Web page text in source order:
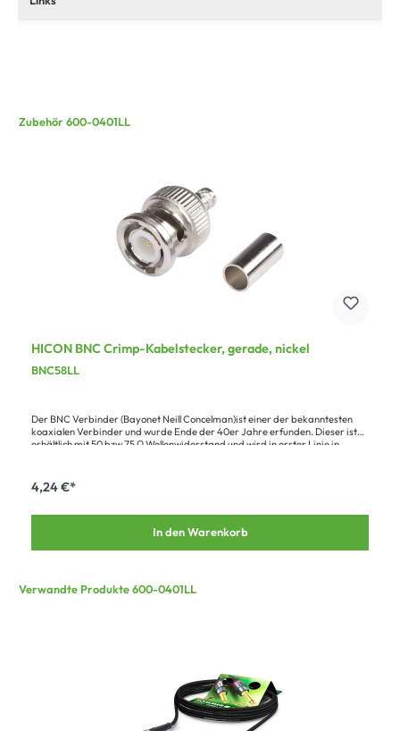
Zubehör 600-0401LL
HICON BNC Crimp-Kabelstecker, gerade, nickel
BNC58LL
Der BNC Verbinder (Bayonet Neill Concelman)ist einer der bekanntesten
koaxialen Verbinder und wurde Ende der 40er Jahre erfunden. Dieser ist
erhältlich mit 50 bzw.75 Ω Wellenwiderstand und wird in erster Linie in
BNC-Kabelstecker (Crimp 50 Ω) mit Metallgehäuse ist ein 2-poliger, male
Stecker, der für das Kabel RG58 C/U LL geeignet ist. Zur Verarbeitung wird
verwendet, um den Stecker ordnungsgemäß abzudichten.
4,24 €*
In den Warenkorb
Verwandte Produkte 600-0401LL